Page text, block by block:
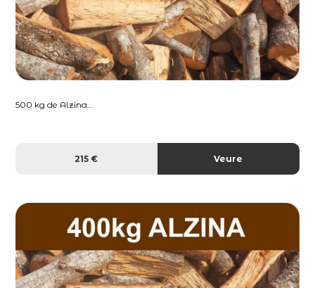
500 kg de Alzina...
215 € Veure